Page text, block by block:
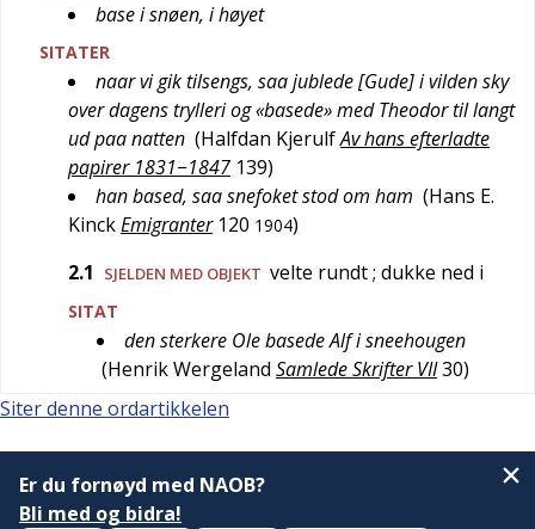
base i snøen, i høyet
SITATER
naar vi gik tilsengs, saa jublede [Gude] i vilden sky
over dagens trylleri og «basede» med Theodor til langt
ud paa natten (Halfdan KjerulfAv hans efterladte
papirer 1831−1847 139)
han based, saa snefoket stod om ham (Hans E.
KinckEmigranter 120 1904)
2.1
SJELDEN MED OBJEKT velte rundt; dukke ned i
SITAT
den sterkere Ole basede Alf i sneehougen
(Henrik Wergeland Samlede Skrifter VII30)
Siter denne ordartikkelen
Er du fornøyd med NAOB?
Bli med og bidra!